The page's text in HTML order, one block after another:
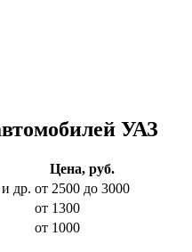
УАЗ
Цена, руб.
др. от 2500 до 3000
от 1300
от 1000